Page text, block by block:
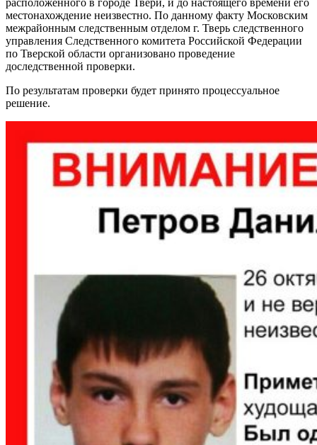
расположенного в городе Твери, и до настоящего времени его
местонахождение неизвестно. По данному факту Московским
межрайонным следственным отделом г. Тверь следственного
управления Следственного комитета Российской Федерации
по Тверской области организовано проведение
доследственной проверки.
По результатам проверки будет принято процессуальное
решение.